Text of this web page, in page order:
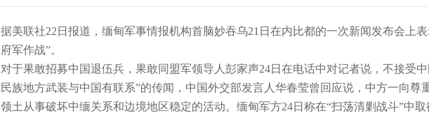
据美联社22日报道，缅甸军事情报机构首脑妙吞乌21日在内比都的一次新闻发布会上
府军作战”。
对于果敢招募中国退伍兵，果敢同盟军领导人彭家声24日在电话中对记者说，不接受
民族地方武装与中国有联系”的传闻，中国外交部发言人华春莹曾回应说，中方一向
领土从事破坏中缅关系和边境地区稳定的活动。缅甸军方24日称在“扫荡清剿战斗”中